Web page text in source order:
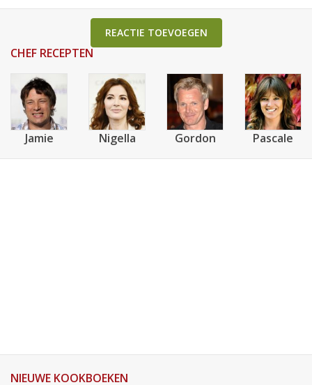
REACTIE TOEVOEGEN
CHEF RECEPTEN
Jamie Nigella Gordon Pascale
NIEUWE KOOKBOEKEN